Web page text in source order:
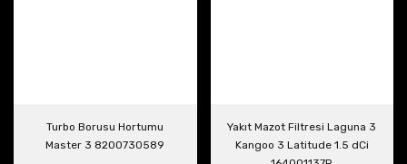
Turbo Borusu Hortumu
Master 3 8200730589
Yakıt Mazot Filtresi Laguna 3
Kangoo 3 Latitude 1.5 dCi